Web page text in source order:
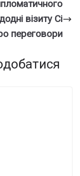
візиту Сі
переговори